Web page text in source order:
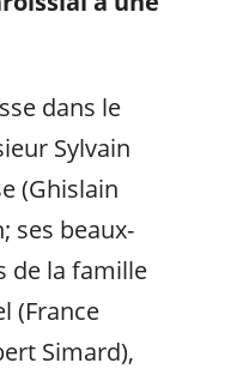
dans le
Sylvain
(Ghislain
ses beaux-
de la famille
(France
Simard),